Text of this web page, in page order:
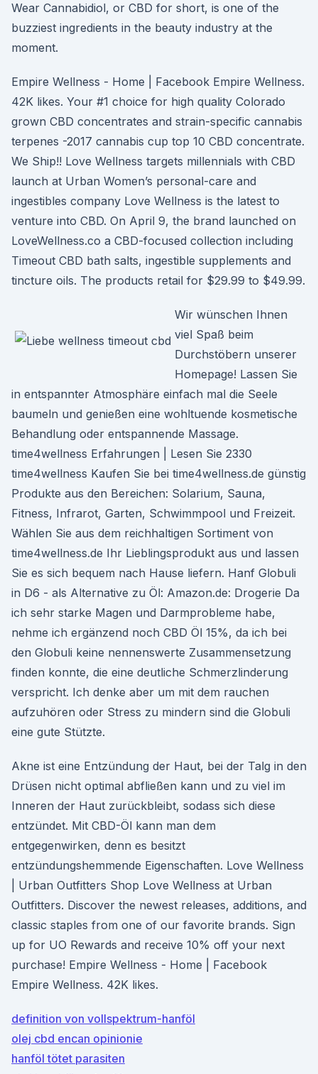
Wear Cannabidiol, or CBD for short, is one of the
buzziest ingredients in the beauty industry at the
moment.
Empire Wellness - Home | Facebook Empire Wellness.
42K likes. Your #1 choice for high quality Colorado
grown CBD concentrates and strain-specific cannabis
terpenes -2017 cannabis cup top 10 CBD concentrate.
We Ship!! Love Wellness targets millennials with CBD
launch at Urban Women’s personal-care and
ingestibles company Love Wellness is the latest to
venture into CBD. On April 9, the brand launched on
LoveWellness.co a CBD-focused collection including
Timeout CBD bath salts, ingestible supplements and
tincture oils. The products retail for $29.99 to $49.99.
Wir wünschen Ihnen
viel Spaß beim
Durchstöbern unserer
Homepage! Lassen Sie
in entspannter Atmosphäre einfach mal die Seele
baumeln und genießen eine wohltuende kosmetische
Behandlung oder entspannende Massage.
time4wellness Erfahrungen | Lesen Sie 2330
time4wellness Kaufen Sie bei time4wellness.de günstig
Produkte aus den Bereichen: Solarium, Sauna,
Fitness, Infrarot, Garten, Schwimmpool und Freizeit.
Wählen Sie aus dem reichhaltigen Sortiment von
time4wellness.de Ihr Lieblingsprodukt aus und lassen
Sie es sich bequem nach Hause liefern. Hanf Globuli
in D6 - als Alternative zu Öl: Amazon.de: Drogerie Da
ich sehr starke Magen und Darmprobleme habe,
nehme ich ergänzend noch CBD Öl 15%, da ich bei
den Globuli keine nennenswerte Zusammensetzung
finden konnte, die eine deutliche Schmerzlinderung
verspricht. Ich denke aber um mit dem rauchen
aufzuhören oder Stress zu mindern sind die Globuli
eine gute Stützte.
Akne ist eine Entzündung der Haut, bei der Talg in den
Drüsen nicht optimal abfließen kann und zu viel im
Inneren der Haut zurückbleibt, sodass sich diese
entzündet. Mit CBD-Öl kann man dem
entgegenwirken, denn es besitzt
entzündungshemmende Eigenschaften. Love Wellness
| Urban Outfitters Shop Love Wellness at Urban
Outfitters. Discover the newest releases, additions, and
classic staples from one of our favorite brands. Sign
up for UO Rewards and receive 10% off your next
purchase! Empire Wellness - Home | Facebook
Empire Wellness. 42K likes.
definition von vollspektrum-hanföl
olej cbd encan opinionie
hanföl tötet parasiten